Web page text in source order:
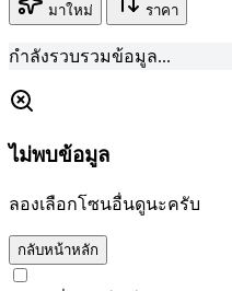
มาใหม่ ราคา
กำลังรวบรวมข้อมูล...
ไม่พบข้อมูล
ลองเลือกโซนอื่นดูนะครับ
กลับหน้าหลัก